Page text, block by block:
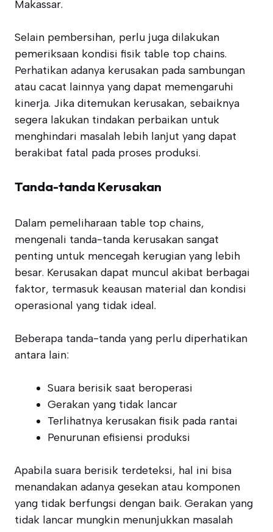
Makassar.
Selain pembersihan, perlu juga dilakukan
pemeriksaan kondisi fisik table top chains.
Perhatikan adanya kerusakan pada sambungan
atau cacat lainnya yang dapat memengaruhi
kinerja. Jika ditemukan kerusakan, sebaiknya
segera lakukan tindakan perbaikan untuk
menghindari masalah lebih lanjut yang dapat
berakibat fatal pada proses produksi.
Tanda-tanda Kerusakan
Dalam pemeliharaan table top chains,
mengenali tanda-tanda kerusakan sangat
penting untuk mencegah kerugian yang lebih
besar. Kerusakan dapat muncul akibat berbagai
faktor, termasuk keausan material dan kondisi
operasional yang tidak ideal.
Beberapa tanda-tanda yang perlu diperhatikan
antara lain:
Suara berisik saat beroperasi
Gerakan yang tidak lancar
Terlihatnya kerusakan fisik pada rantai
Penurunan efisiensi produksi
Apabila suara berisik terdeteksi, hal ini bisa
menandakan adanya gesekan atau komponen
yang tidak berfungsi dengan baik. Gerakan yang
tidak lancar mungkin menunjukkan masalah